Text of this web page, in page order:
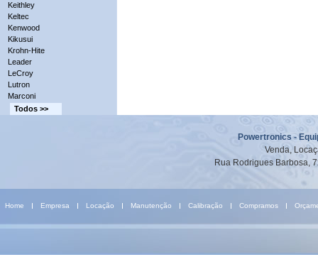
Keithley
Keltec
Kenwood
Kikusui
Krohn-Hite
Leader
LeCroy
Lutron
Marconi
Todos >>
Powertronics -
Venda,
Rua Rodrigues Barbosa,
Home Empresa Locação Manutenção Calibração Compramos